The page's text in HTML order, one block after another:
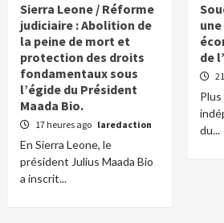
Sierra Leone / Réforme
judiciaire : Abolition de
la peine de mort et
protection des droits
fondamentaux sous
l’égide du Président
Maada Bio.
17 heures ago laredaction
En Sierra Leone, le
président Julius Maada Bio
a inscrit...
de
du...